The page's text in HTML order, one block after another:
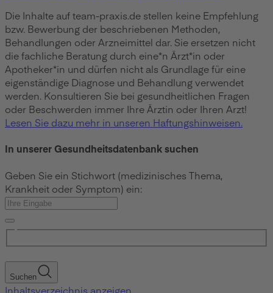
Die Inhalte auf team-praxis.de stellen keine Empfehlung
bzw. Bewerbung der beschriebenen Methoden,
Behandlungen oder Arzneimittel dar. Sie ersetzen nicht
die fachliche Beratung durch eine*n Ärzt*in oder
Apotheker*in und dürfen nicht als Grundlage für eine
eigenständige Diagnose und Behandlung verwendet
werden. Konsultieren Sie bei gesundheitlichen Fragen
oder Beschwerden immer Ihre Ärztin oder Ihren Arzt!
Lesen Sie dazu mehr in unseren Haftungshinweisen.
In unserer Gesundheitsdatenbank suchen
Geben Sie ein Stichwort (medizinisches Thema,
Krankheit oder Symptom) ein:
Suchen
Inhaltsverzeichnis anzeigen